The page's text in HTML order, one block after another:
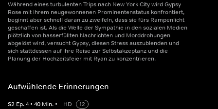
Während eines turbulenten Trips nach New York City wird Gypsy
Rose mit ihrem neugewonnenen Prominentenstatus konfrontiert,
beginnt aber schnell daran zu zweifeln, dass sie fürs Rampenlicht
geschaffen ist. Als die Welle der Sympathie in den sozialen Medien
plötzlich von hasserfüllten Nachrichten und Morddrohungen
abgelöst wird, versucht Gypsy, diesen Stress auszublenden und
sich stattdessen auf ihre Reise zur Selbstakzeptanz und die
Planung der Hochzeitsfeier mit Ryan zu konzentrieren.
Aufwühlende Erinnerungen
S2 Ep.4 • 40 Min. • HD
12